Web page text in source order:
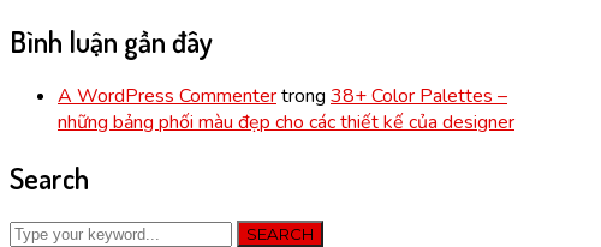
Bình luận gần đây
A WordPress Commentertrong 38+ Color Palettes –
những bảng phối màu đẹp cho các thiết kế của designer
Search
SEARCH